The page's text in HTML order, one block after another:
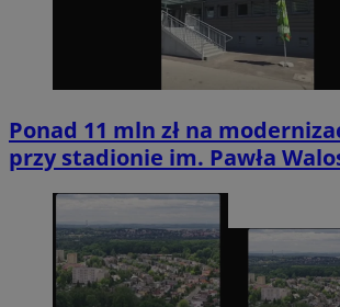
Ponad 11 mln zł na
przy stadionie im. Pawła